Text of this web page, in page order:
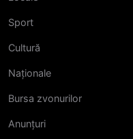
Sport
Cultură
Naționale
Bursa zvonurilor
Anunțuri